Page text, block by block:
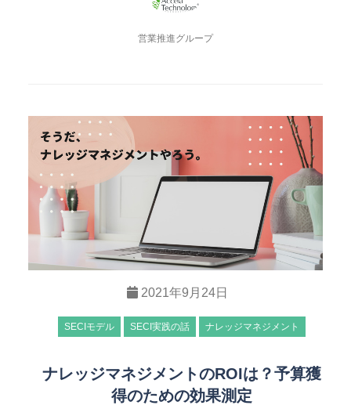
営業推進グループ
2021年9月24日
SECIモデル SECI実践の話 ナレッジマネジメント
ナレッジマネジメントのROIは？予算獲
得のための効果測定